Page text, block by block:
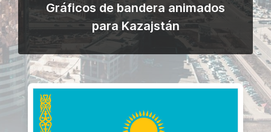
Gráficos de bandera animados
para Kazajstán